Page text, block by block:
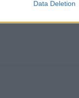
Data Deletion